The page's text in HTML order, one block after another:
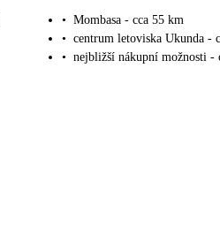
• Mombasa - cca 55 km
• centrum letoviska Ukunda -
• nejbližší nákupní možnosti -